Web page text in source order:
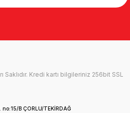
Saklıdır. Kredi kartı bilgileriniz 256bit SSL
B ÇORLU/TEKİRDAĞ